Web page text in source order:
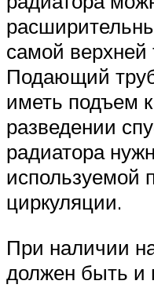
самой верхней
Подающий
иметь подъем
разведении
радиатора
используемой
циркуляции.
При наличии
должен быть и